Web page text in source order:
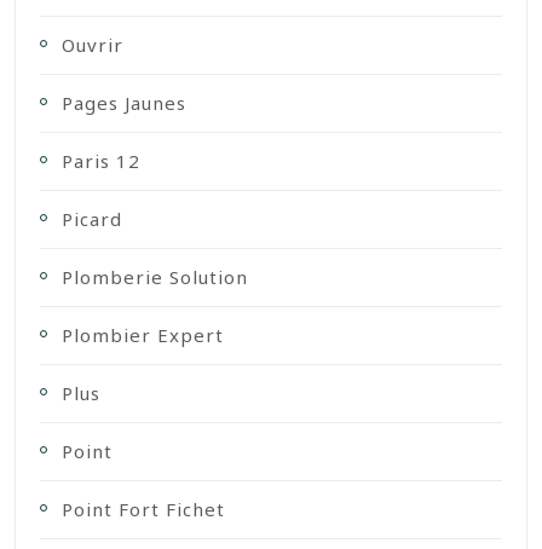
Ouvrir
Pages Jaunes
Paris 12
Picard
Plomberie Solution
Plombier Expert
Plus
Point
Point Fort Fichet